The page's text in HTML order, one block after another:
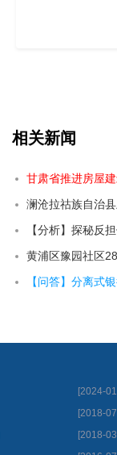
相关新闻
【分析】探秘反
[2024-
[2018-
[2018-